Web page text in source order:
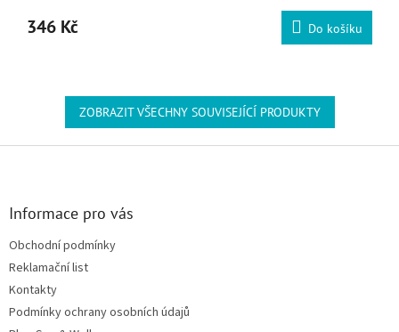
346 Kč Do košíku
ZOBRAZIT VŠECHNY SOUVISEJÍCÍ PRODUKTY
Informace pro vás
Obchodní podmínky
Reklamační list
Kontakty
Podmínky ochrany osobních údajů